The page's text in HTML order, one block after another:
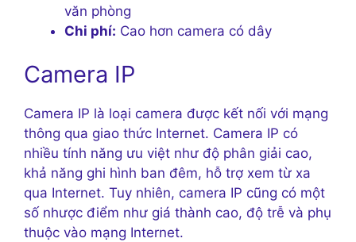
văn phòng
Chi phí: Cao hơn camera có dây
Camera IP
Camera IP là loại camera được kết nối với mạng
thông qua giao thức Internet. Camera IP có
nhiều tính năng ưu việt như độ phân giải cao,
khả năng ghi hình ban đêm, hỗ trợ xem từ xa
qua Internet. Tuy nhiên, camera IP cũng có một
số nhược điểm như giá thành cao, độ trễ và phụ
thuộc vào mạng Internet.